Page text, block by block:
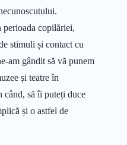
copilăriei,
stimuli și contact cu
am gândit să vă punem
și teatre în
când, să îi puteți duce
și o astfel de